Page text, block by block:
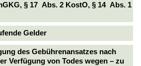
§ 17 Abs. 2 KostO, § 14 Abs. 1
Gelder
des Gebührenansatzes nach
Verfügung von Todes wegen – zu